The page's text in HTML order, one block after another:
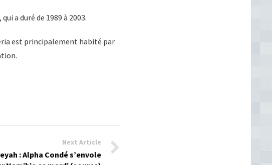
a duré de 1989 à 2003.
est principalement habité par
Next Article
: Alpha Condé s’envole